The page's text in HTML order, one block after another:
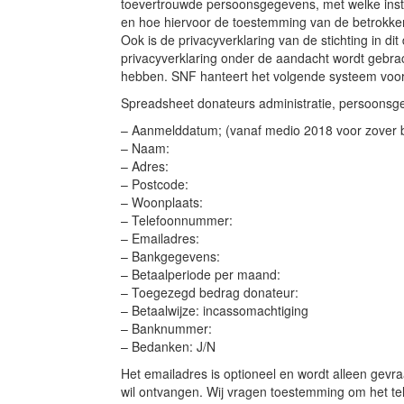
en hoe hiervoor de toestemming van de
Ook is de privacyverklaring van de stichting in
privacyverklaring onder de aandacht wordt
hebben. SNF hanteert het volgende systeem
Spreadsheet donateurs administratie,
– Aanmelddatum; (vanaf medio 2018 voor
– Naam:
– Adres:
– Postcode:
– Woonplaats:
– Telefoonnummer:
– Emailadres:
– Bankgegevens:
– Betaalperiode per maand:
– Toegezegd bedrag donateur:
– Betaalwijze: incassomachtiging
– Banknummer:
– Bedanken: J/N
Het emailadres is optioneel en wordt alleen
wil ontvangen. Wij vragen toestemming om het